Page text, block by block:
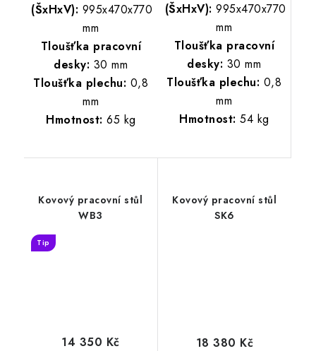
(ŠxHxV): 995x470x770
mm
Tloušťka pracovní
desky: 30 mm
Tloušťka plechu: 0,8
mm
Hmotnost: 65 kg
(ŠxHxV): 995x470x770
mm
Tloušťka pracovní
desky: 30 mm
Tloušťka plechu: 0,8
mm
Hmotnost: 54 kg
Kovový pracovní stůl
WB3
Tip
14 350 Kč
Kovový pracovní stůl
SK6
18 380 Kč